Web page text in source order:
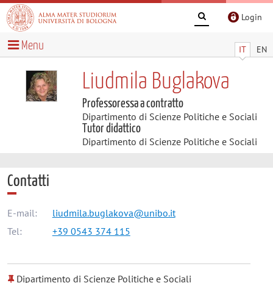
Login
IT EN
Menu
Liudmila Buglakova
Professoressa a contratto
Dipartimento di Scienze Politiche e Sociali
Tutor didattico
Dipartimento di Scienze Politiche e Sociali
Contatti
E-mail:
liudmila.buglakova@unibo.it
Tel:
+39 0543 374 115
Dipartimento di Scienze Politiche e Sociali